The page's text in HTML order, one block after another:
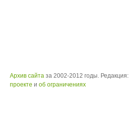
Архив сайта за 2002-2012 годы. Редакция:
проекте и об ограничениях